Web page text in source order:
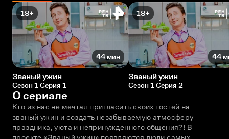
18+
44 мин
Званый ужин
Сезон 1 Серия 1
18+
44
Званый ужин
Сезон 1 Серия 2
О сериале
Кто из нас не мечтал пригласить своих гостей на
званый ужин и создать незабываемую атмосферу
праздника, уюта и непринужденного общения?! В